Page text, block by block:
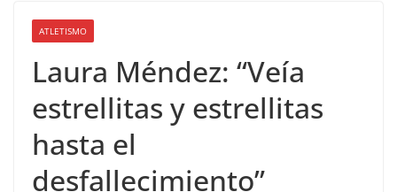
ATLETISMO
Laura Méndez: “Veía
estrellitas y estrellitas
hasta el
desfallecimiento”